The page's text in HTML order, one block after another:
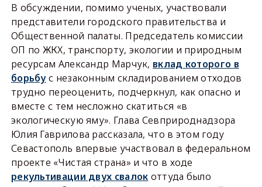
В обсуждении, помимо ученых, участвовали
представители городского правительства и
Общественной палаты. Председатель комиссии
ОП по ЖКХ, транспорту, экологии и природным
ресурсам Александр Марчук, вклад которого в
борьбус незаконным складированием отходов
трудно переоценить, подчеркнул, как опасно и
вместе с тем несложно скатиться «в
экологическую яму». Глава Севприроднадзора
Юлия Гаврилова рассказала, что в этом году
Севастополь впервые участвовал в федеральном
проекте «Чистая страна» и что в ходе
рекультивации двух свалок оттуда было